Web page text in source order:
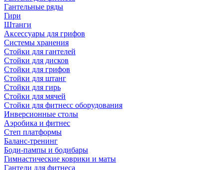
Гантельные ряды
Гири
Штанги
Аксессуары для грифов
Системы хранения
Стойки для гантелей
Стойки для дисков
Стойки для грифов
Стойки для штанг
Стойки для гирь
Стойки для мячей
Стойки для фитнесс оборудования
Инверсионные столы
Аэробика и фитнес
Степ платформы
Баланс-тренинг
Боди-пампы и бодибары
Гимнастические коврики и маты
Гантели для фитнеса